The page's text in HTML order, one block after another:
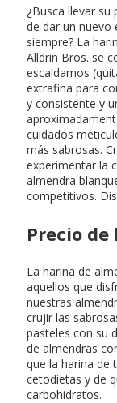
¿Busca llevar su
de dar un nuevo
siempre? La
Alldrin Bros. se
escaldamos
extrafina para
y consistente y
cuidados
más sabrosas.
experimentar la
almendra
competitivos.
Precio
La harina de
aquellos que
nuestras
crujir las
pasteles con su
de almendras
que la harina de
cetodietas y de
carbohidratos.